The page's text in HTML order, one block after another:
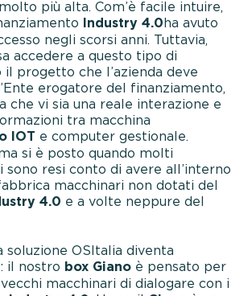
più alta. Com’è facile intuire,
Industry 4.0ha avuto
negli scorsi anni. Tuttavia,
accedere a questo tipo di
progetto che l’azienda deve
erogatore del finanziamento,
che vi sia una reale interazione e
tra macchina
IOT e computer gestionale.
si è posto quando molti
sono resi conto di avere all’interno
macchinari non dotati del
4.0 e a volte neppure del
soluzione OSItalia diventa
il nostro box Giano è pensato per
macchinari di dialogare con i